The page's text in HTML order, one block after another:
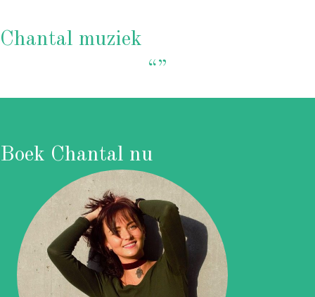
Chantal muziek
“”
Boek Chantal nu